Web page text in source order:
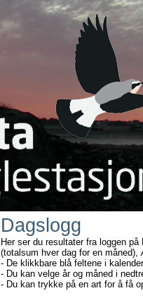
Dagslogg
Her ser du resultater fra loggen
(totalsum hver dag for en måned),
- De klikkbare blå feltene i
- Du kan velge år og måned i
- Du kan trykke på en art for å få